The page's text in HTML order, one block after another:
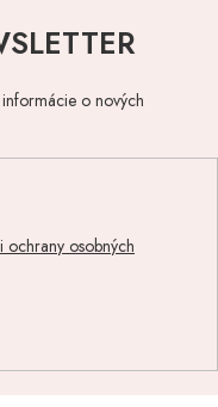
o nových
ochrany osobných